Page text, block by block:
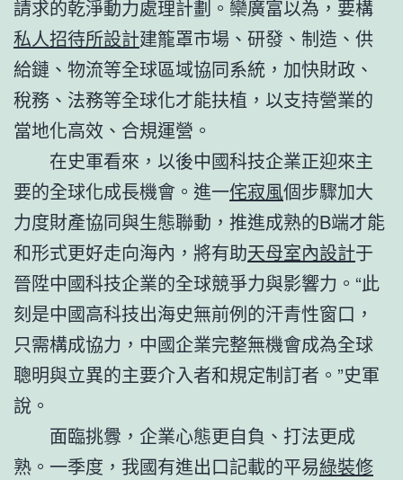
請求的乾淨動力處理計劃。欒廣富以為，要構
私人招待所設計建籠罩市場、研發、制造、供
給鏈、物流等全球區域協同系統，加快財政、
稅務、法務等全球化才能扶植，以支持營業的
當地化高效、合規運營。
在史軍看來，以後中國科技企業正迎來主
要的全球化成長機會。進一侘寂風個步驟加大
力度財產協同與生態聯動，推進成熟的B端才能
和形式更好走向海內，將有助天母室內設計于
晉陞中國科技企業的全球競爭力與影響力。“此
刻是中國高科技出海史無前例的汗青性窗口，
只需構成協力，中國企業完整無機會成為全球
聰明與立異的主要介入者和規定制訂者。”史軍
說。
面臨挑釁，企業心態更自負、打法更成
熟。一季度，我國有進出口記載的平易綠裝修